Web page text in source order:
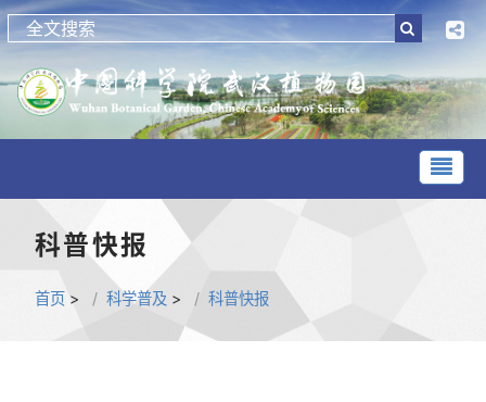
科普快报
首页 > 科学普及 > 科普快报